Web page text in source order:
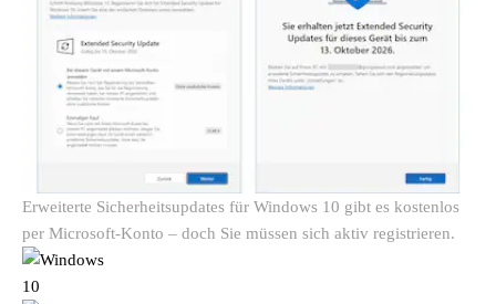
Erweiterte Sicherheitsupdates für Windows 10 gibt es kostenlos
per Microsoft-Konto – doch Sie müssen sich aktiv registrieren.